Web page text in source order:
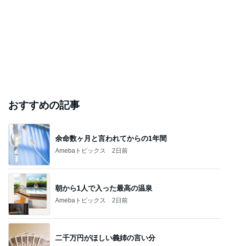
おすすめの記事
余命数ヶ月と言われてからの1年間
Amebaトピックス 2日前
朝から1人で入った最高の温泉
Amebaトピックス 2日前
二千万円がほしい義姉の言い分